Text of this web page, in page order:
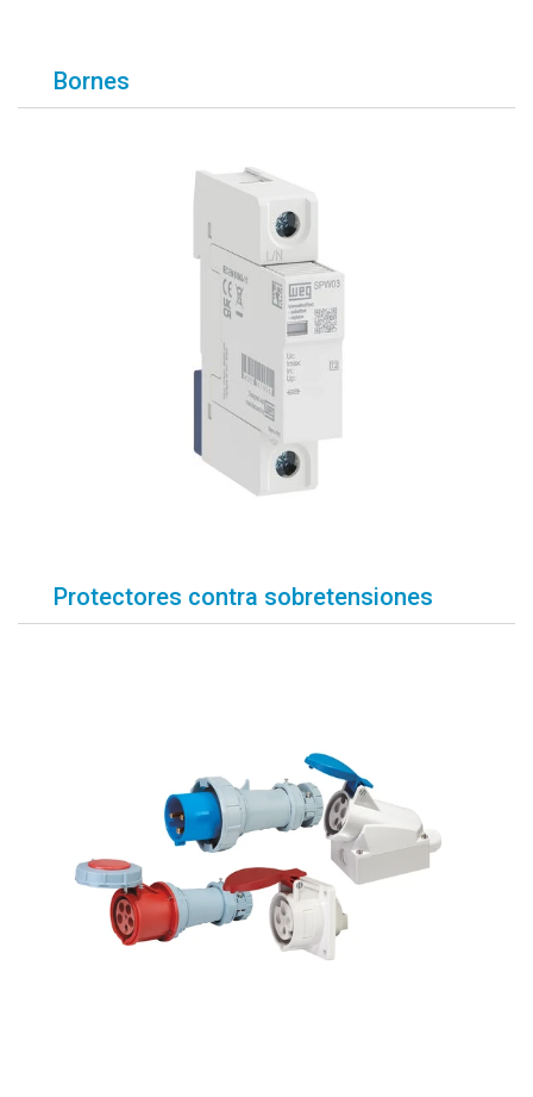
Bornes
Protectores contra sobretensiones